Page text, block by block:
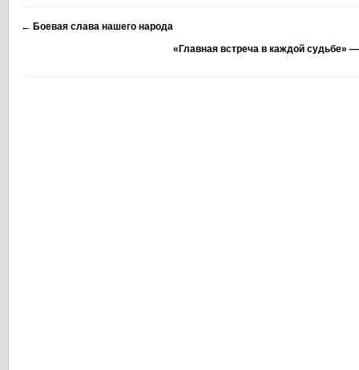
← Боевая слава нашего народа
«Главная встреча в каждой судьбе»